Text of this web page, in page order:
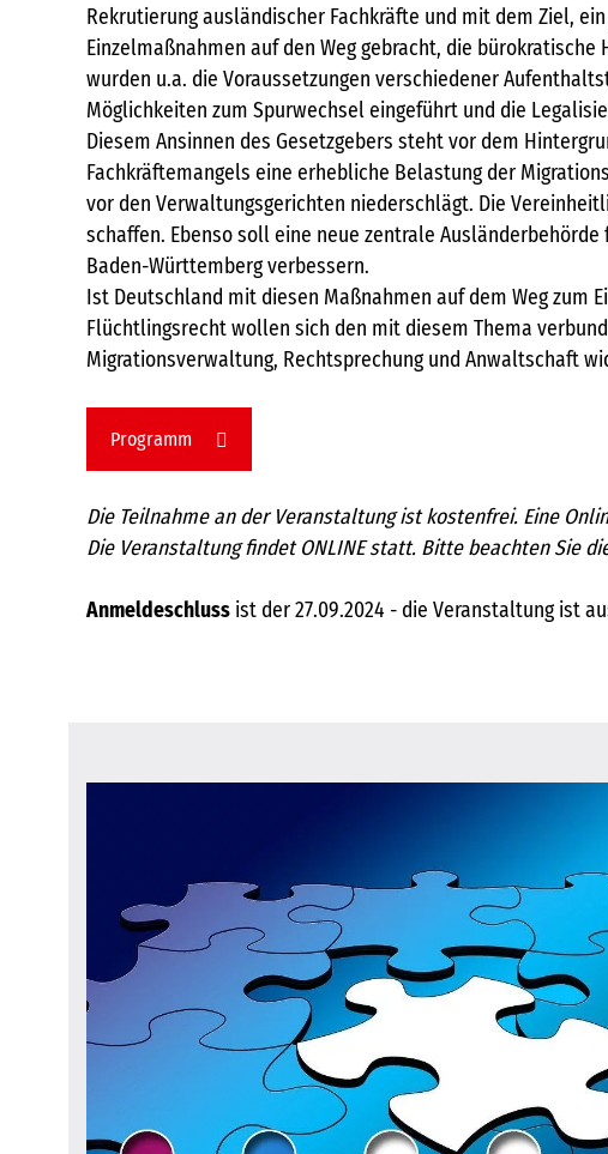
Rekrutierung ausländischer Fachkräfte und mit dem Ziel,
Einzelmaßnahmen auf den Weg gebracht, die
wurden u.a. die Voraussetzungen verschiedener
Möglichkeiten zum Spurwechsel eingeführt und die
Diesem Ansinnen des Gesetzgebers steht vor dem
Fachkräftemangels eine erhebliche Belastung der
vor den Verwaltungsgerichten niederschlägt. Die
schaffen. Ebenso soll eine neue zentrale
Baden-Württemberg verbessern.
Ist Deutschland mit diesen Maßnahmen auf dem Weg zum
Flüchtlingsrecht wollen sich den mit diesem Thema
Migrationsverwaltung, Rechtsprechung und Anwaltschaft
Programm
Die Teilnahme an der Veranstaltung ist kostenfrei. Eine
Die Veranstaltung findet ONLINE statt. Bitte beachten Sie
Anmeldeschluss ist der 27.09.2024 - die Veranstaltung ist